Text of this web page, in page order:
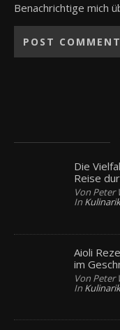
Benachrichtige mich
Die
Reise
Von Peter
In
Aioli
im
Von Peter
In